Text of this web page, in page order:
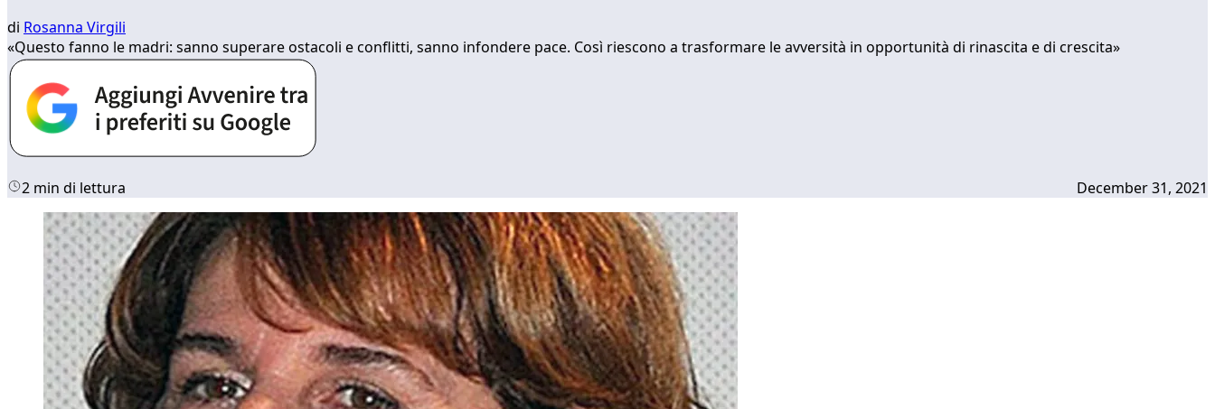
di Rosanna Virgili
«Questo fanno le madri: sanno superare ostacoli e conflitti, sanno infondere pace. Così riescono a trasformare le avversità in opportunità di rinascita e di crescita»
2 min di lettura December 31, 2021